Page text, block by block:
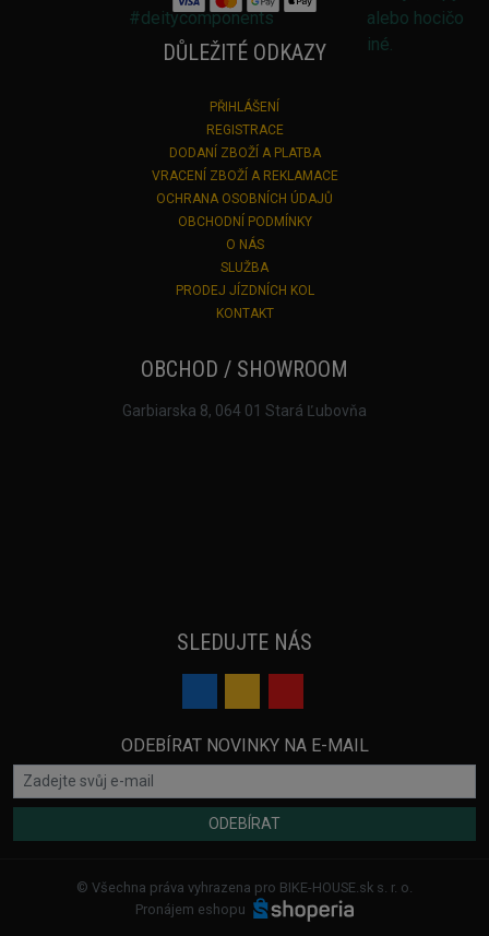
DŮLEŽITÉ ODKAZY
PŘIHLÁŠENÍ
REGISTRACE
DODANÍ ZBOŽÍ A PLATBA
VRACENÍ ZBOŽÍ A REKLAMACE
OCHRANA OSOBNÍCH ÚDAJŮ
OBCHODNÍ PODMÍNKY
O NÁS
SLUŽBA
PRODEJ JÍZDNÍCH KOL
KONTAKT
OBCHOD / SHOWROOM
Garbiarska 8, 064 01 Stará Ľubovňa
SLEDUJTE NÁS
ODEBÍRAT NOVINKY NA E-MAIL
ODEBÍRAT
© Všechna práva vyhrazena pro BIKE-HOUSE.sk s. r. o.
Pronájem eshopu